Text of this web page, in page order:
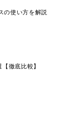
の使い方を解説
徹底比較】